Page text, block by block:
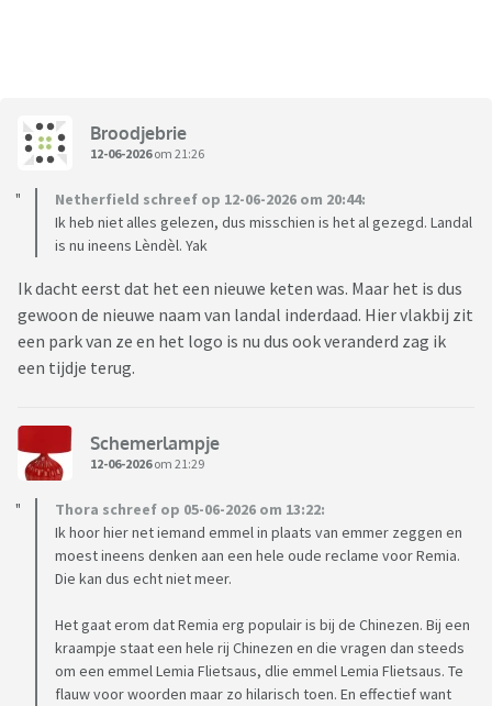
Broodjebrie
12-06-2026om 21:26
Netherfield schreef op 12-06-2026 om 20:44:
Ik heb niet alles gelezen, dus misschien is het al gezegd. Landal
is nu ineens Lèndèl. Yak
Ik dacht eerst dat het een nieuwe keten was. Maar het is dus
gewoon de nieuwe naam van landal inderdaad. Hier vlakbij zit
een park van ze en het logo is nu dus ook veranderd zag ik
een tijdje terug.
Schemerlampje
12-06-2026om 21:29
Thora schreef op 05-06-2026 om 13:22:
Ik hoor hier net iemand emmel in plaats van emmer zeggen en
moest ineens denken aan een hele oude reclame voor Remia.
Die kan dus echt niet meer.
Het gaat erom dat Remia erg populair is bij de Chinezen. Bij een
kraampje staat een hele rij Chinezen en die vragen dan steeds
om een emmel Lemia Flietsaus, dlie emmel Lemia Flietsaus. Te
flauw voor woorden maar zo hilarisch toen. En effectief want